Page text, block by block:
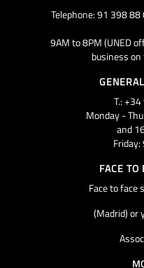
Telephone: 91 398
9AM to 8PM (UNED
business
T.:
Monday -
and
FACE TO
Face to face
(Madrid) or